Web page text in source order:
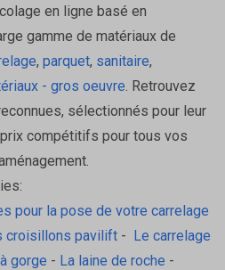
en ligne basé en
gamme de matériaux de
, parquet, sanitaire,
- gros oeuvre. Retrouvez
sélectionnés pour leur
compétitifs pour tous vos
pour la pose de votre carrelage
croisillons pavilift- Le carrelage
gorge - La laine de roche -